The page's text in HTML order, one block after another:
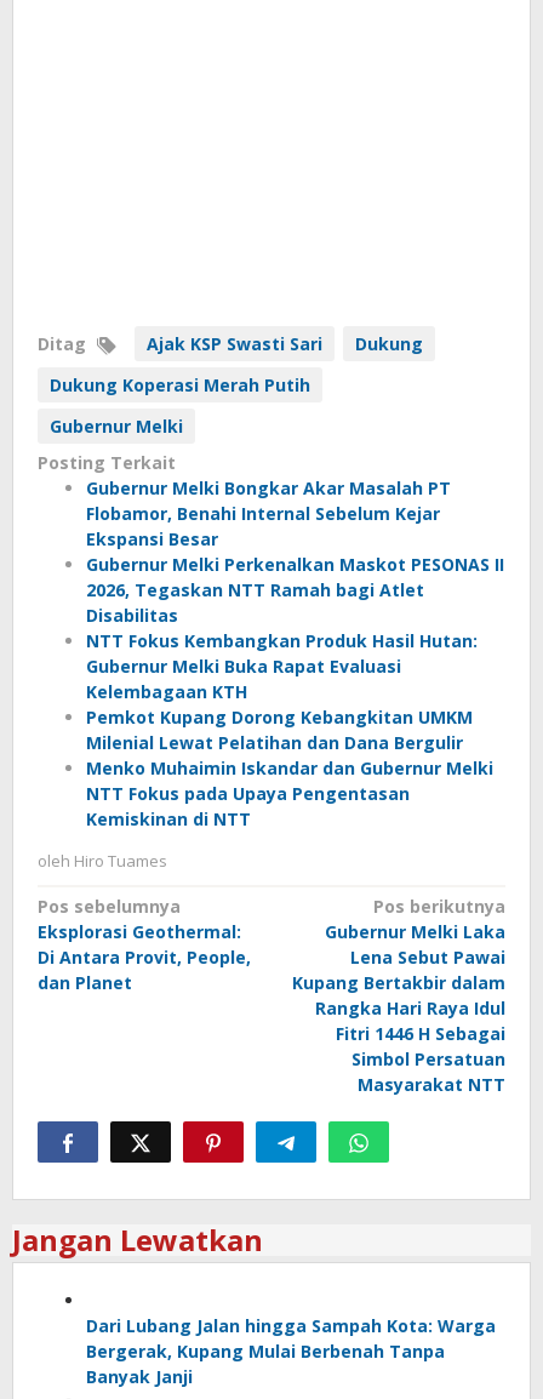
Ditag Ajak KSP Swasti Sari
Dukung
Dukung Koperasi Merah Putih
Gubernur Melki
Posting Terkait
Gubernur Melki Bongkar Akar Masalah PT
Flobamor, Benahi Internal Sebelum Kejar
Ekspansi Besar
Gubernur Melki Perkenalkan Maskot PESONAS II
2026, Tegaskan NTT Ramah bagi Atlet
Disabilitas
NTT Fokus Kembangkan Produk Hasil Hutan:
Gubernur Melki Buka Rapat Evaluasi
Kelembagaan KTH
Pemkot Kupang Dorong Kebangkitan UMKM
Milenial Lewat Pelatihan dan Dana Bergulir
Menko Muhaimin Iskandar dan Gubernur Melki
NTT Fokus pada Upaya Pengentasan
Kemiskinan di NTT
oleh Hiro Tuames
Navigasi
pos
Pos sebelumnya
Eksplorasi Geothermal:
Di Antara Provit, People,
dan Planet
Pos berikutnya
Gubernur Melki Laka
Lena Sebut Pawai
Kupang Bertakbir dalam
Rangka Hari Raya Idul
Fitri 1446 H Sebagai
Simbol Persatuan
Masyarakat NTT
Jangan Lewatkan
Dari Lubang Jalan hingga Sampah Kota: Warga
Bergerak, Kupang Mulai Berbenah Tanpa
Banyak Janji